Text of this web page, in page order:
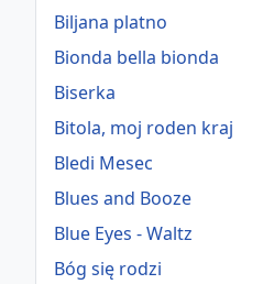
Biljana platno
Bionda bella bionda
Biserka
Bitola, moj roden kraj
Bledi Mesec
Blues and Booze
Blue Eyes - Waltz
Bóg się rodzi